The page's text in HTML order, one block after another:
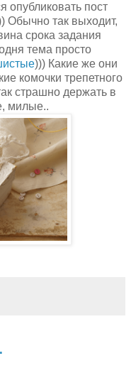
опубликовать пост
Обычно так выходит,
срока задания
тема просто
))) Какие же они
комочки трепетного
страшно держать в
милые..